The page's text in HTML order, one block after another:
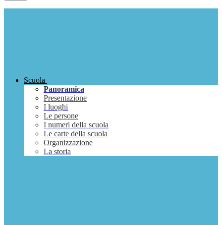
Scuola
Panoramica
Presentazione
I luoghi
Le persone
I numeri della scuola
Le carte della scuola
Organizzazione
La storia